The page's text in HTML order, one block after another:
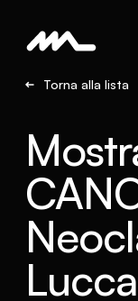
Torna alla lista
Lucca